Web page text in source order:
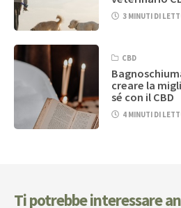
3 MINUTI DI
CBD
creare la
sé con il CBD
4 MINUTI DI
Ti potrebbe interessare